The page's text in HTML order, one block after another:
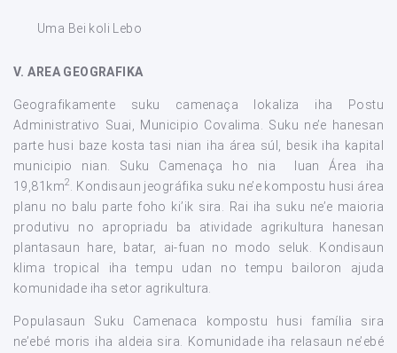
Uma Bei koli Lebo
V. AREA GEOGRAFIKA
Geografikamente suku camenaça lokaliza iha Postu
Administrativo Suai, Municipio Covalima. Suku ne’e hanesan
parte husi baze kosta tasi nian iha área súl, besik iha kapital
municipio nian. Suku Camenaça ho nia luan Área iha
19,81km2
. Kondisaun jeográfika suku ne’e kompostu husi área
planu no balu parte foho ki’ik sira. Rai iha suku ne’e maioria
produtivu no apropriadu ba atividade agrikultura hanesan
plantasaun hare, batar, ai-fuan no modo seluk. Kondisaun
klima tropical iha tempu udan no tempu bailoron ajuda
komunidade iha setor agrikultura.
Populasaun Suku Camenaca kompostu husi família sira
ne’ebé moris iha aldeia sira. Komunidade iha relasaun ne’ebé